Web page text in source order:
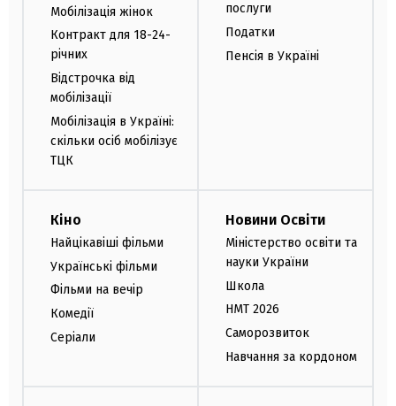
Мобілізація жінок
Контракт для 18-24-
річних
Відстрочка від
мобілізації
Мобілізація в Україні:
скільки осіб мобілізує
ТЦК
послуги
Податки
Пенсія в Україні
Кіно
Найцікавіші фільми
Українські фільми
Фільми на вечір
Комедії
Серіали
Новини Освіти
Міністерство освіти та
науки України
Школа
НМТ 2026
Саморозвиток
Навчання за кордоном